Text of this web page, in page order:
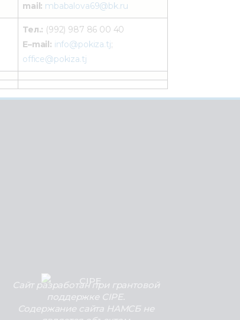
mail: mbabalova69@bk.ru
Тел.: (992) 987 86 00 40
E–mail: info@pokiza.tj;
office@pokiza.tj
Сайт разработан при грантовой
поддержке CIPE.
Содержание сайта НАМСБ не